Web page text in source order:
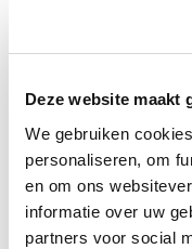
Deze website maakt
We gebruiken
personaliseren, om
en om ons
informatie over uw
partners voor social
betrouwbare
echtheid en een
Veelgestelde
1. Waarom is
produceren
Platina wordt dieper